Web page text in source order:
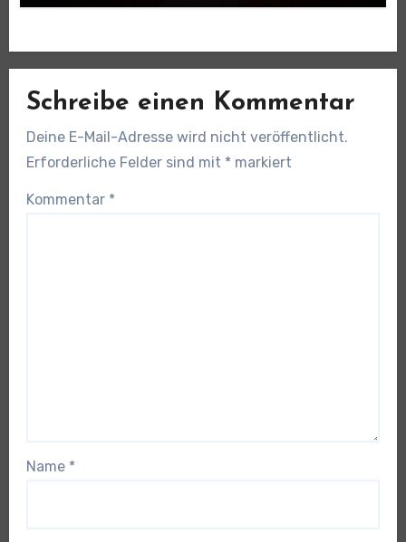
Schreibe einen Kommentar
Deine E-Mail-Adresse wird nicht veröffentlicht.
Erforderliche Felder sind mit * markiert
Kommentar *
Name *